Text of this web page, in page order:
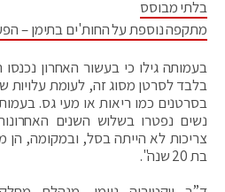
בלתי מבוסס
מתקפה נוספת על החות'ים בתימן –
נשים נפטרו בשלוש השנים
צריכות לא הייתה בסל, ובמקומה, הן
בת 20 שנה".